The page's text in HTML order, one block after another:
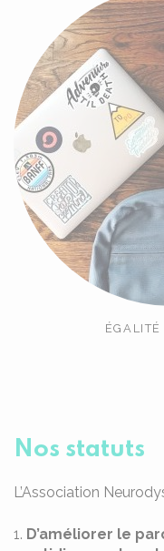
Nos statuts
L’Association
1. D’améliorer le